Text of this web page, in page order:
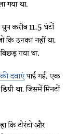
गया था.
करीब 11.5 घंटों
कि उनका नहीं था.
गया था.
दवाएंपाई गईं. एक
था. जिसमें मिनटों
कि टोरंटो और